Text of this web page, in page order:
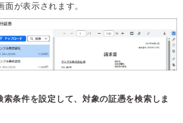
面が表示されます。
索条件を設定して、対象の証憑を検索しま